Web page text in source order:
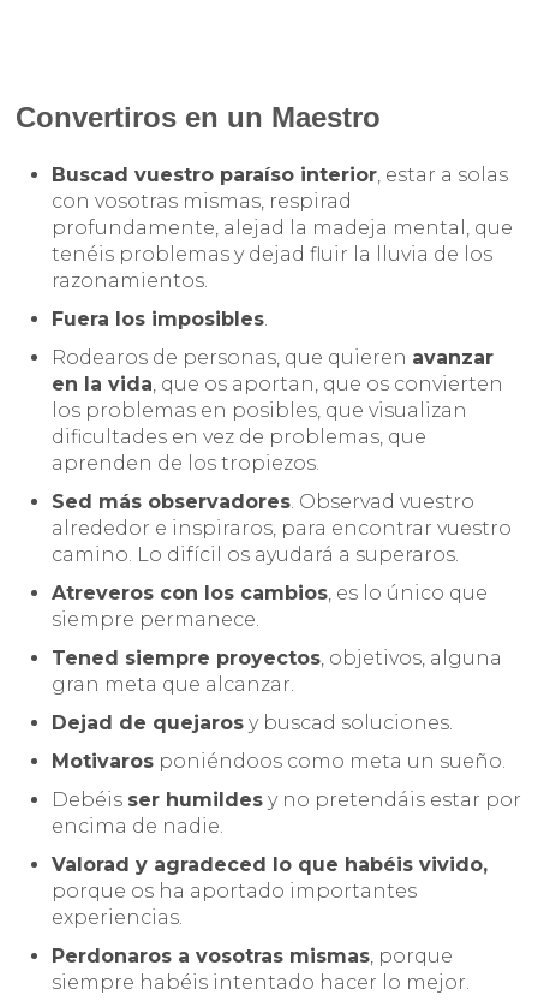
Convertiros en un Maestro
Buscad vuestro paraíso interior , estar a solas
con vosotras mismas, respirad
profundamente, alejad la madeja mental, que
tenéis problemas y dejad fluir la lluvia de los
razonamientos.
Fuera los imposibles
Rodearos de personas, que quieren avanzar
en la vida , que os aportan, que os convierten
los problemas en posibles, que visualizan
dificultades en vez de problemas, que
aprenden de los tropiezos.
Sed más observadores . Observad vuestro
alrededor e inspiraros, para encontrar vuestro
camino. Lo difícil os ayudará a superaros.
Atreveros con los cambios , es lo único que
siempre permanece.
Tened siempre proyectos , objetivos, alguna
gran meta que alcanzar.
Dejad de quejaros y buscad soluciones.
Motivaros poniéndoos como meta un sueño.
Debéis ser humildes y no pretendáis estar por
encima de nadie.
Valorad y agradeced lo que habéis vivido,
porque os ha aportado importantes
experiencias.
Perdonaros a vosotras mismas , porque
siempre habéis intentado hacer lo mejor.